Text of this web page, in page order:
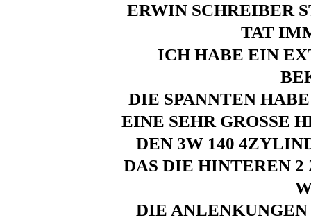
ERWIN SCHREIBER
TAT
ICH HABE EIN
DIE SPANNTEN
EINE SEHR GROSSE
DEN 3W 140
DAS DIE HINTEREN
DIE ANLENKUNGEN